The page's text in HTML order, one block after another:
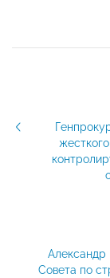
Александр
Совета по